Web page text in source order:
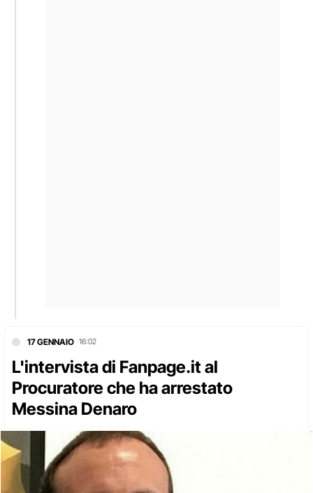
17 GENNAIO 16:02
L'intervista di Fanpage.it al
Procuratore che ha arrestato
Messina Denaro